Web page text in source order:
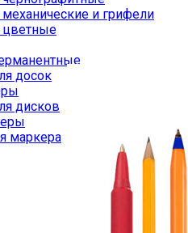
и грифели
цветные
досок
дисков
маркера